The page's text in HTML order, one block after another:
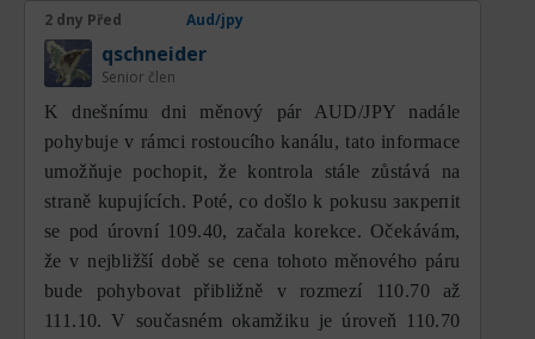
agresivního prodejního tlaku. Mezitím
MA200, vyznačený červenou barvou, si stále
postupně udržuje rostoucí směr a nachází
se v oblasti kolem 109,10. Pozice MA200,
který stále stoupá, ukazuje, že dlouhodobý
trend má stále spíše pozitivní charakter.
Proto, dokud se cena drží nad MA200,
zůstává prostor pro střednědobé zotavení
otevřený. Naopak, pokud by cena znovu
klesla a prorazila pod MA200, dlouhodobá
býčí struktura začne ztrácet svou platnost.
2 dny Před Aud/jpy
qschneider
Senior člen
K dnešnímu dni měnový pár AUD/JPY nadále
pohybuje v rámci rostoucího kanálu, tato informace
umožňuje pochopit, že kontrola stále zůstává na
straně kupujících. Poté, co došlo k pokusu закрепit
se pod úrovní 109.40, začala korekce. Očekávám,
že v nejbližší době se cena tohoto měnového páru
bude pohybovat přibližně v rozmezí 110.70 až
111.10. V současném okamžiku je úroveň 110.70